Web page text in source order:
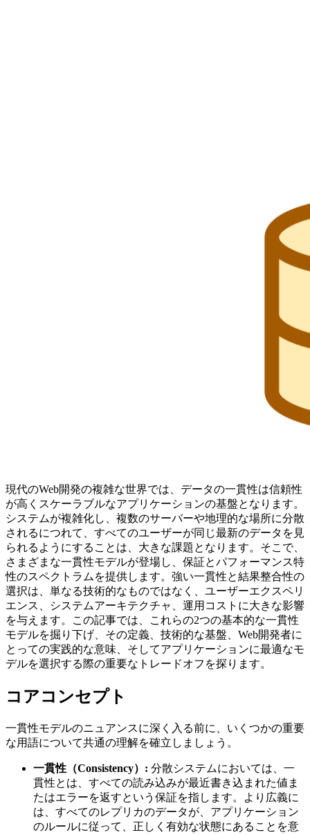
現代のWeb開発の複雑な世界では、データの一貫性は信頼性
が高くスケーラブルなアプリケーションの基盤となります。
システムが複雑化し、複数のサーバーや地理的な場所に分散
されるにつれて、すべてのユーザーが同じ最新のデータを見
られるようにすることは、大きな課題となります。そこで、
さまざまな一貫性モデルが登場し、保証とパフォーマンス特
性のスペクトラムを提供します。強い一貫性と結果整合性の
選択は、単なる技術的なものではなく、ユーザーエクスペリ
エンス、システムアーキテクチャ、運用コストに大きな影響
を与えます。この記事では、これらの2つの基本的な一貫性
モデルを掘り下げ、その定義、技術的な基盤、Web開発者に
とっての実践的な意味、そしてアプリケーションに最適なモ
デルを選択する際の重要なトレードオフを探ります。
コアコンセプト
一貫性モデルのニュアンスに深く入る前に、いくつかの重要
な用語について共通の理解を確立しましょう。
一貫性（Consistency）: 分散システムにおいては、一
貫性とは、すべての読み込みが最近書き込まれた値ま
たはエラーを返すという保証を指します。より広義に
は、すべてのレプリカのデータが、アプリケーション
のルールに従って、正しく有効な状態にあることを意